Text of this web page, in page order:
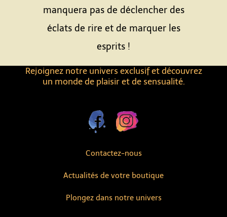
Contactez-nous
Actualités de votre boutique
Rejoignez notre univers exclusif et découvrez
un monde de plaisir et de sensualité.
Plongez dans notre univers
manquera pas de déclencher des
éclats de rire et de marquer les
esprits !